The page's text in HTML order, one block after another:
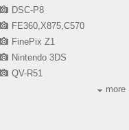
DSC-P8
FE360,X875,C570
FinePix Z1
Nintendo 3DS
QV-R51
more